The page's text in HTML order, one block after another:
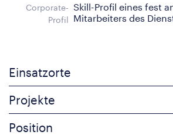
Corporate-
Profil
Skill-Profil eines fest
Mitarbeiters des
Einsatzorte
Projekte
Position